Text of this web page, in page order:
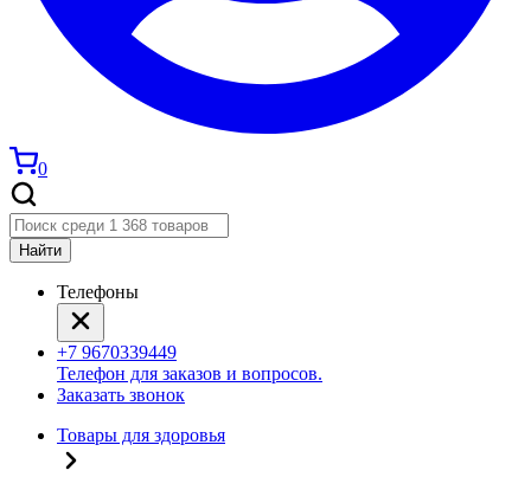
0
Найти
Телефоны
+7 9670339449
Телефон для заказов и вопросов.
Заказать звонок
Товары для здоровья